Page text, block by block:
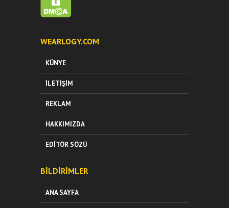
WEARLOGY.COM
KÜNYE
İLETIŞIM
REKLAM
HAKKIMIZDA
EDITÖR SÖZÜ
BILDIRIMLER
ANA SAYFA